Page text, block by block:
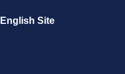
English Site